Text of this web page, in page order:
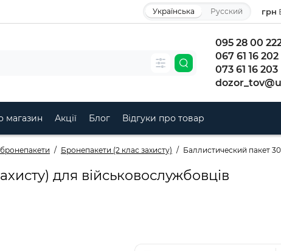
грн
Українська Русский
095 28 00
067 61 16 202
073 61 16 203
магазин Акції Блог Відгуки про товар
бронепакети Бронепакети (2 клас захисту) Баллистический пакет
для військовослужбовців